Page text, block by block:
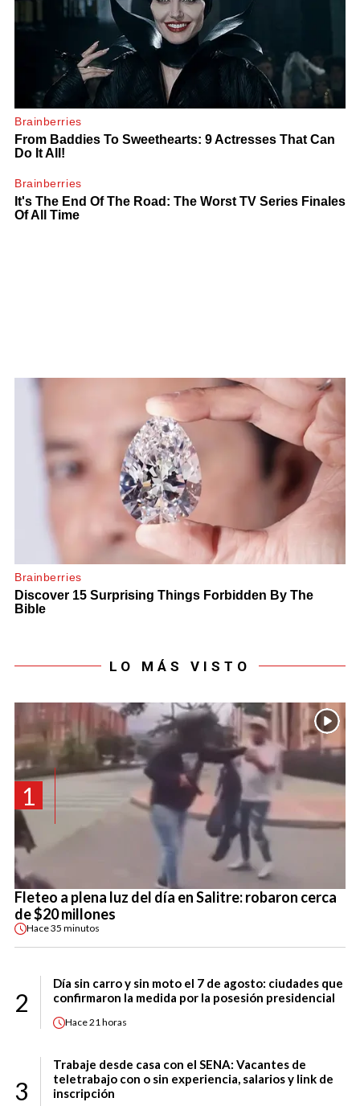
LO MÁS VISTO
1
Fleteo a plena luz del día en Salitre: robaron cerca
de $20 millones
Hace35 minutos
2
Día sin carro y sin moto el 7 de agosto: ciudades que
confirmaron la medida por la posesión presidencial
Hace21 horas
3
Trabaje desde casa con el SENA: Vacantes de
teletrabajo con o sin experiencia, salarios y link de
inscripción